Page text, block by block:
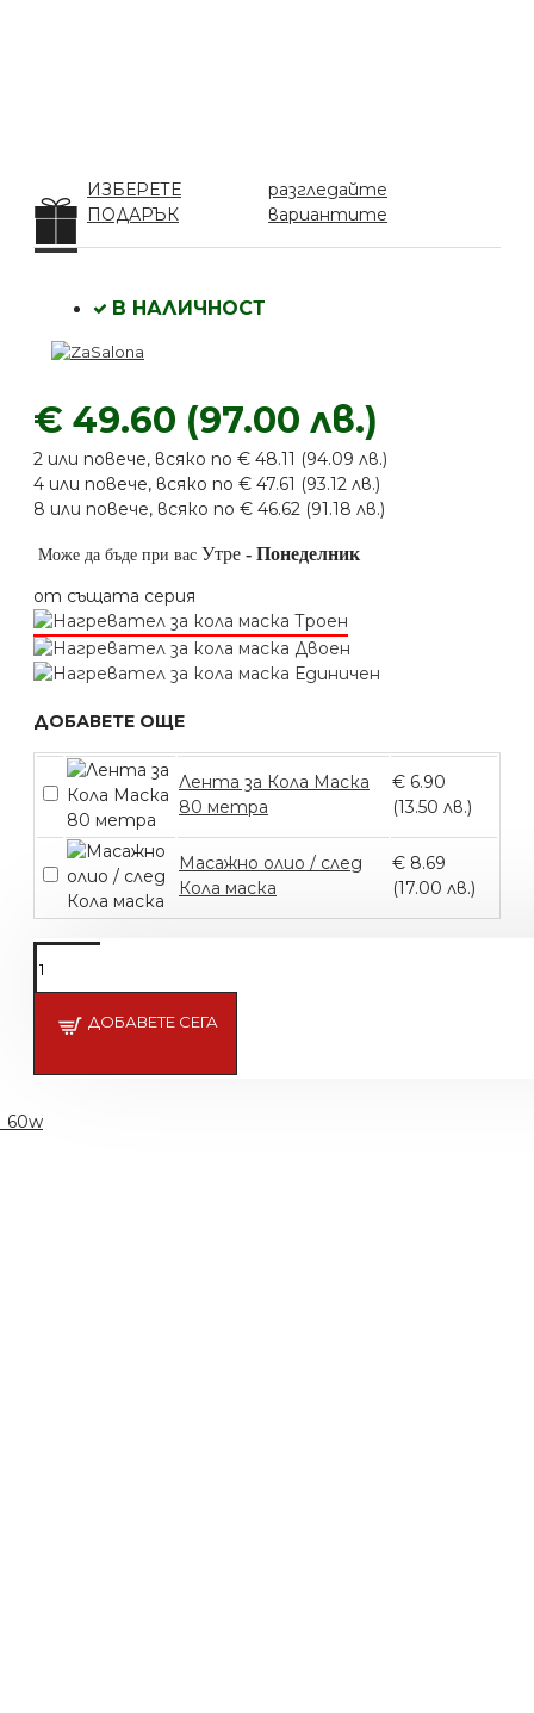
ИЗБЕРЕТЕ
ПОДАРЪК
разгледайте
вариантите
€ 49.60 (97.00 лв.)
2 или повече, всяко по € 48.11 (94.09 лв.)
4 или повече, всяко по € 47.61 (93.12 лв.)
8 или повече, всяко по € 46.62 (91.18 лв.)
В НАЛИЧНОСТ
Може да бъде при вас Утре - Понеделник
от същата серия
ДОБАВЕТЕ ОЩЕ
Лента за Кола Маска
80 метра
€ 6.90
(13.50 лв.)
Масажно олио / след
Кола маска
€ 8.69
(17.00 лв.)
ДОБАВЕТЕ СЕГА
60w